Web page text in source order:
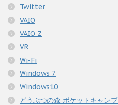
Twitter
VAIO
VAIO Z
VR
Wi-Fi
Windows 7
Windows10
どうぶつの森 ポケットキャンプ